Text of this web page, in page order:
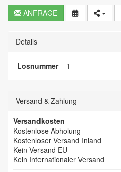
ANFRAGE
Details
Losnummer 1
Versand & Zahlung
Versandkosten
Kostenlose Abholung
Kostenloser Versand Inland
Kein Versand EU
Kein Internationaler Versand